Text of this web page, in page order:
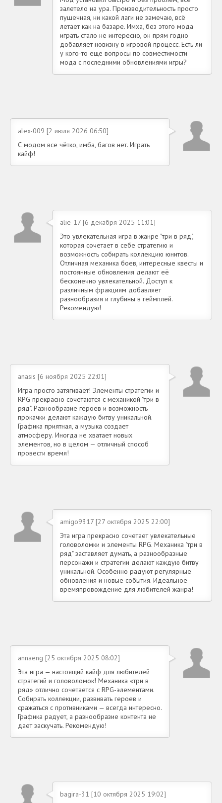
залетело на ура. Производительность просто
пушечная, ни какой лаги не замечаю, всё
летает как на базаре. Имха, без этого мода
играть стало не интересно, он прям годно
добавляет новизну в игровой процесс. Есть ли
у кого-то еще вопросы по совместимости
мода с последними обновлениями игры?
alex-009 [2 июля 2026 06:50]
С модом все чётко, имба, багов нет. Играть
кайф!
alie-17 [6 декабря 2025 11:01]
Это увлекательная игра в жанре "три в ряд",
которая сочетает в себе стратегию и
возможность собирать коллекцию юнитов.
Отличная механика боев, интересные квесты и
постоянные обновления делают её
бесконечно увлекательной. Доступ к
различным фракциям добавляет
разнообразия и глубины в геймплей.
Рекомендую!
anasis [6 ноября 2025 22:01]
Игра просто затягивает! Элементы стратегии и
RPG прекрасно сочетаются с механикой "три в
ряд". Разнообразие героев и возможность
прокачки делают каждую битву уникальной.
Графика приятная, а музыка создает
атмосферу. Иногда не хватает новых
элементов, но в целом — отличный способ
провести время!
amigo9317 [27 октября 2025 22:00]
Эта игра прекрасно сочетает увлекательные
головоломки и элементы RPG. Механика "три в
ряд" заставляет думать, а разнообразные
персонажи и стратегии делают каждую битву
уникальной. Особенно радуют регулярные
обновления и новые события. Идеальное
времяпровождение для любителей жанра!
annaeng [25 октября 2025 08:02]
Эта игра — настоящий кайф для любителей
стратегий и головоломок! Механика «три в
ряд» отлично сочетается с RPG-элементами.
Собирать коллекции, развивать героев и
сражаться с противниками — всегда интересно.
Графика радует, а разнообразие контента не
дает заскучать. Рекомендую!
bagira-31 [10 октября 2025 19:02]